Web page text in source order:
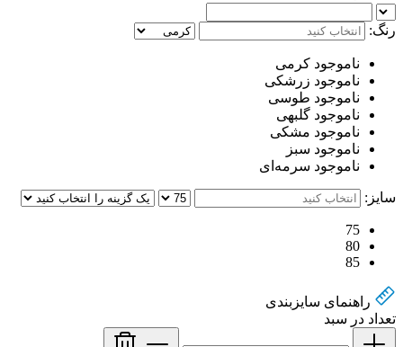
رنگ:
ناموجود کرمی
ناموجود زرشکی
ناموجود طوسی
ناموجود گلبهی
ناموجود مشکی
ناموجود سبز
ناموجود سرمه‌ای
سایز:
75
80
85
راهنمای سایز‌بندی
تعداد در سبد